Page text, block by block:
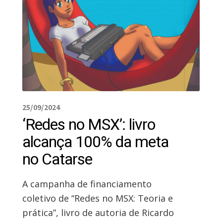
25/09/2024
‘Redes no MSX’: livro
alcança 100% da meta
no Catarse
A campanha de financiamento
coletivo de “Redes no MSX: Teoria e
prática”, livro de autoria de Ricardo